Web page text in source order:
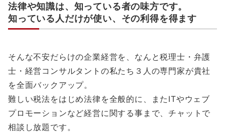
法律や知識は、知っている者の味方です。
知っている人だけが使い、その利得を得ます
そんな不安だらけの企業経営を、なんと税理士・弁護
士・経営コンサルタントの私たち３人の専門家が貴社
を全面バックアップ。
難しい税法をはじめ法律を全般的に、またITやウェブ
プロモーションなど経営に関する事まで、チャットで
相談し放題です。